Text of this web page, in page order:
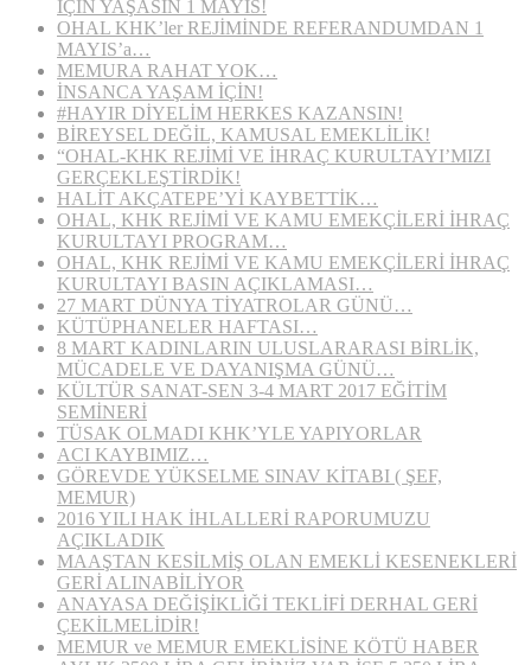
İÇİN YAŞASIN 1 MAYIS!
OHAL KHK’ler REJİMİNDE REFERANDUMDAN 1
MAYIS’a…
MEMURA RAHAT YOK…
İNSANCA YAŞAM İÇİN!
#HAYIR DİYELİM HERKES KAZANSIN!
BİREYSEL DEĞİL, KAMUSAL EMEKLİLİK!
“OHAL-KHK REJİMİ VE İHRAÇ KURULTAYI’MIZI
GERÇEKLEŞTİRDİK!
HALİT AKÇATEPE’Yİ KAYBETTİK…
OHAL, KHK REJİMİ VE KAMU EMEKÇİLERİ İHRAÇ
KURULTAYI PROGRAM…
OHAL, KHK REJİMİ VE KAMU EMEKÇİLERİ İHRAÇ
KURULTAYI BASIN AÇIKLAMASI…
27 MART DÜNYA TİYATROLAR GÜNÜ…
KÜTÜPHANELER HAFTASI…
8 MART KADINLARIN ULUSLARARASI BİRLİK,
MÜCADELE VE DAYANIŞMA GÜNÜ…
KÜLTÜR SANAT-SEN 3-4 MART 2017 EĞİTİM
SEMİNERİ
TÜSAK OLMADI KHK’YLE YAPIYORLAR
ACI KAYBIMIZ…
GÖREVDE YÜKSELME SINAV KİTABI ( ŞEF,
MEMUR)
2016 YILI HAK İHLALLERİ RAPORUMUZU
AÇIKLADIK
MAAŞTAN KESİLMİŞ OLAN EMEKLİ KESENEKLERİ
GERİ ALINABİLİYOR
ANAYASA DEĞİŞİKLİĞİ TEKLİFİ DERHAL GERİ
ÇEKİLMELİDİR!
MEMUR ve MEMUR EMEKLİSİNE KÖTÜ HABER